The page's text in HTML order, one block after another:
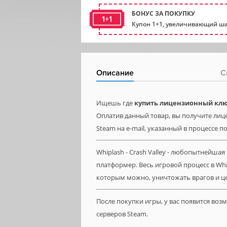
1+1
БОНУС ЗА ПОКУПКУ
Купон 1+1, увеличивающий
Описание
Ищешь где купить лицензионный
Оплатив данный товар, вы получите
Steam на e-mail, указанный в процессе
Whiplash - Crash Valley -
платформер. Весь игровой процесс в
которым можно, уничтожать врагов и
После покупки игры, у вас появится
серверов Steam.